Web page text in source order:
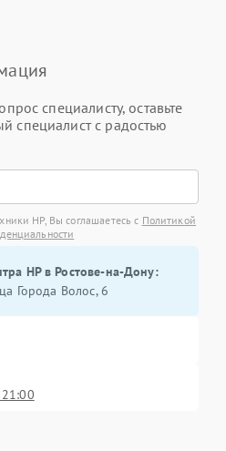
специалисту, оставьте
специалист с радостью
HP, Вы соглашаетесь с Политикой
HP в Ростове-на-Дону:
Города Волос, 6